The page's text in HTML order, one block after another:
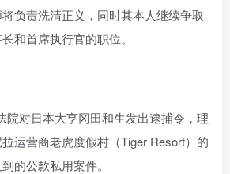
负责洗清正义，同时其本人继续争取
和首席执行官的职位。
院对日本大亨冈田和生发出逮捕令，理
运营商老虎度假村（Tiger Resort）的
的公款私用案件。